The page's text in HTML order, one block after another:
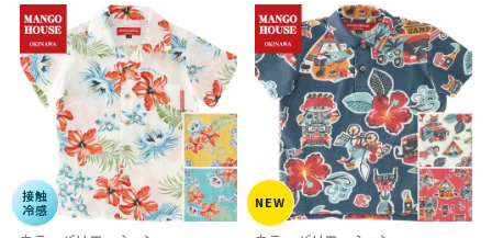
接触
冷感
残りわ
ずか
NEW